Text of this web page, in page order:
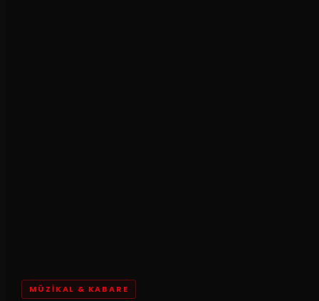
MÜZIKAL & KABARE